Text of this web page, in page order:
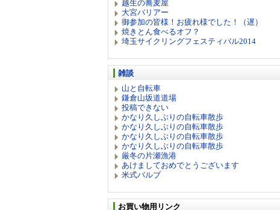
越生の蕎麦屋
大宮バリアー
御参加の皆様！お疲れ様でした！（遅）
焼きとん食べるオフ？
埼玉サイクリングフェスティバル2014
雑談
山と自転車
鎌倉山坂道道場
投稿できない
かなり久しぶりの自転車散歩
かなり久しぶりの自転車散歩
かなり久しぶりの自転車散歩
かなり久しぶりの自転車散歩
厳冬の片瀬漁港
あけましておめでとうございます
米式バルブ
お買い物用リンク